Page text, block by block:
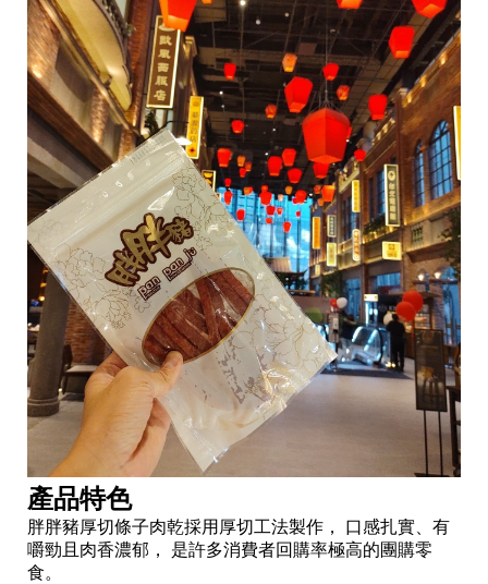
產品特色
胖胖豬厚切條子肉乾採用厚切工法製作， 口感扎實、有
嚼勁且肉香濃郁， 是許多消費者回購率極高的團購零
食。